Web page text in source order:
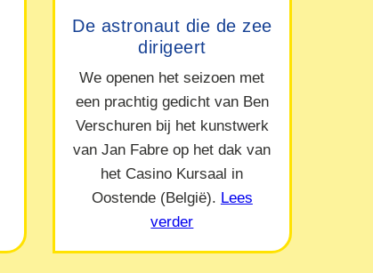
De astronaut die de zee
dirigeert
We openen het seizoen met
een prachtig gedicht van Ben
Verschuren bij het kunstwerk
van Jan Fabre op het dak van
het Casino Kursaal in
Oostende (België). Lees
verder